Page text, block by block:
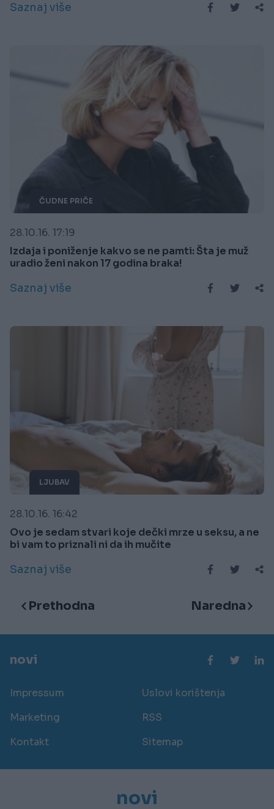
Saznaj više
ČUDNE PRIČE
28.10.16. 17:19
Izdaja i poniženje kakvo se ne pamti: Šta je muž
uradio ženi nakon 17 godina braka!
Saznaj više
LJUBAV
28.10.16. 16:42
Ovo je sedam stvari koje dečki mrze u seksu, a ne
bi vam to priznali ni da ih mučite
Saznaj više
Prethodna Naredna
novi
Impressum
Uslovi korištenja
Marketing
RSS
Kontakt
Sitemap
novi